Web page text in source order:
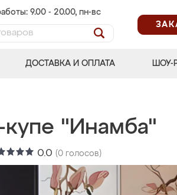
9.00 - 20.00, пн-вс
ДОСТАВКА И ОПЛАТА ШОУ-
"Инамба"
0.0 (0 голосов)